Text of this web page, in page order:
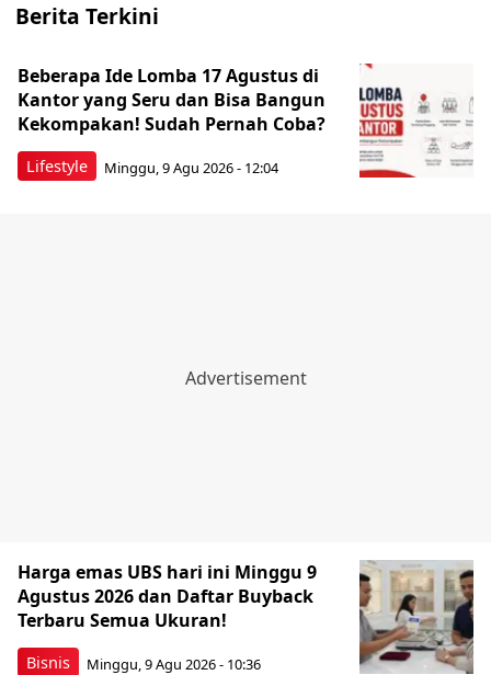
Berita Terkini
Lifestyle
Beberapa Ide Lomba 17 Agustus di
Kantor yang Seru dan Bisa Bangun
Kekompakan! Sudah Pernah Coba?
Minggu, 9 Agu 2026 - 12:04
Bisnis
Harga emas UBS hari ini Minggu 9
Agustus 2026 dan Daftar Buyback
Terbaru Semua Ukuran!
Minggu, 9 Agu 2026 - 10:36